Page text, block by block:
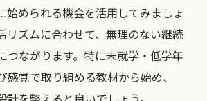
始められる機会を活用してみましょ
リズムに合わせて、無理のない継続
つながります。特に未就学・低学年
感覚で取り組める教材から始め、